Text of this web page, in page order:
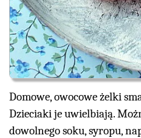
Domowe, owocowe żelki
Dzieciaki je uwielbiają.
dowolnego soku, syropu,